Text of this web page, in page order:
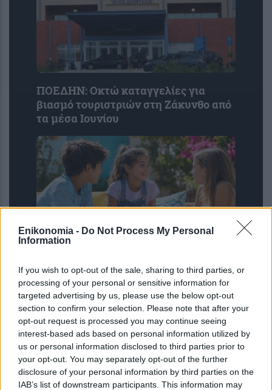
Enikonomia - Do Not Process My Personal
Information
If you wish to opt-out of the sale, sharing to third parties, or
processing of your personal or sensitive information for
targeted advertising by us, please use the below opt-out
section to confirm your selection. Please note that after your
opt-out request is processed you may continue seeing
interest-based ads based on personal information utilized by
us or personal information disclosed to third parties prior to
your opt-out. You may separately opt-out of the further
disclosure of your personal information by third parties on the
IAB’s list of downstream participants. This information may
ΠΟΕΔΗΝ: Οκτώ καταγγελίες για
βιασμό τουριστριών στη Ζάκυνθο από
τα μέσα Ιουνίου
Η ομιλία των παιδιών μπορεί να
αποκαλύπτει τον μελλοντικό κίνδυνο
κατάθλιψης και άγχους – Τι έδειξε
μελέτη του Stanford με ...